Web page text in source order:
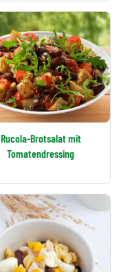
Rucola-Brotsalat mit
Tomatendressing